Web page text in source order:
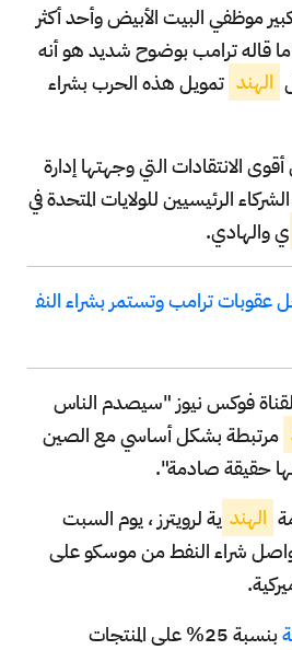
موظفي البيت الأبيض وأحد أكثر
قاله ترامب بوضوح شديد هو أنه
الهند تمويل هذه الحرب بشراء
الانتقادات التي وجهتها إدارة
الرئيسيين للولايات المتحدة في
ي والهادي.
عقوبات ترامب وتستمر بشراء النف
فوكس نيوز "سيصدم الناس
مرتبطة بشكل أساسي مع الصين
حقيقة صادمة".
الهند ية لرويترز ، يوم السبت
شراء النفط من موسكو على
بنسبة 25% على المنتجات